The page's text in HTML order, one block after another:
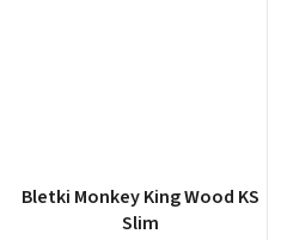
Bletki Monkey King Wood KS
Slim